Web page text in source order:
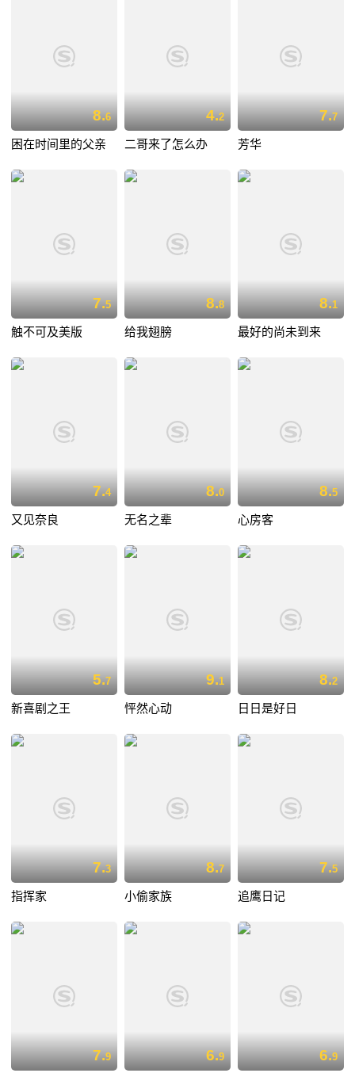
8.6
困在时间里的父亲
4.2
二哥来了怎么办
7.7
芳华
7.5
触不可及美版
8.8
给我翅膀
8.1
最好的尚未到来
7.4
又见奈良
8.0
无名之辈
8.5
心房客
5.7
新喜剧之王
9.1
怦然心动
8.2
日日是好日
7.3
指挥家
8.7
小偷家族
7.5
追鹰日记
7.9 6.9 6.9